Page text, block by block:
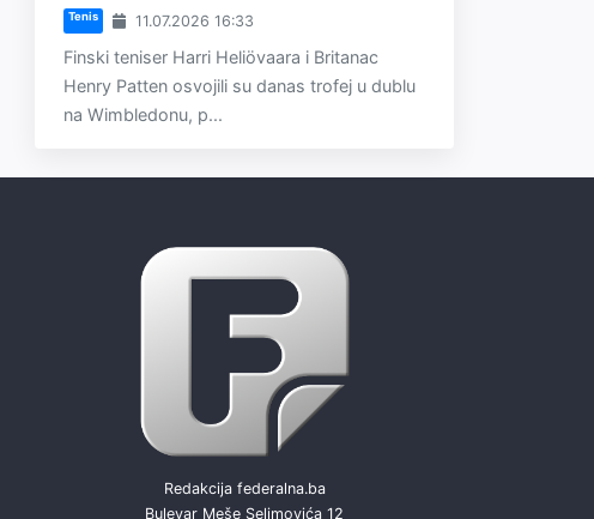
Tenis 11.07.2026 16:33
Finski teniser Harri Heliövaara i Britanac
Henry Patten osvojili su danas trofej u dublu
na Wimbledonu, p...
Redakcija federalna.ba
Bulevar Meše Selimovića 12